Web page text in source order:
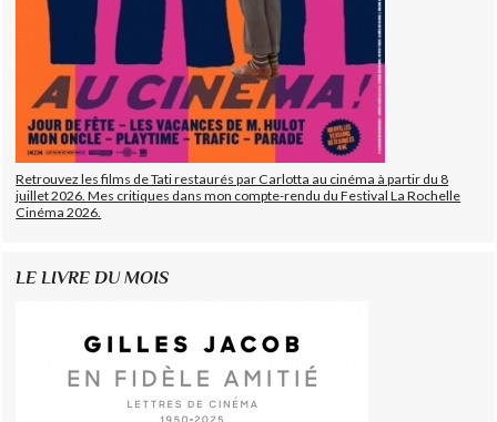
Retrouvez les films de Tati restaurés par Carlotta au cinéma à partir du 8
juillet 2026. Mes critiques dans mon compte-rendu du Festival La Rochelle
Cinéma 2026.
LE LIVRE DU MOIS